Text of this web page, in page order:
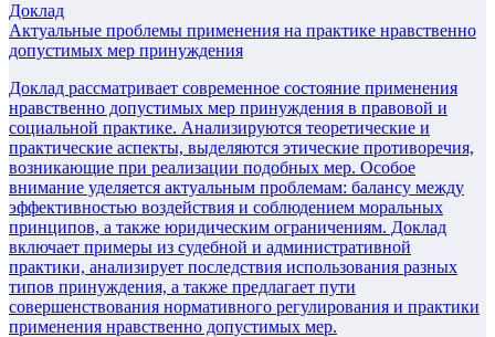
Доклад
Актуальные проблемы применения на практике нравственно
допустимых мер принуждения
Доклад рассматривает современное состояние применения
нравственно допустимых мер принуждения в правовой и
социальной практике. Анализируются теоретические и
практические аспекты, выделяются этические противоречия,
возникающие при реализации подобных мер. Особое
внимание уделяется актуальным проблемам: балансу между
эффективностью воздействия и соблюдением моральных
принципов, а также юридическим ограничениям. Доклад
включает примеры из судебной и административной
практики, анализирует последствия использования разных
типов принуждения, а также предлагает пути
совершенствования нормативного регулирования и практики
применения нравственно допустимых мер.